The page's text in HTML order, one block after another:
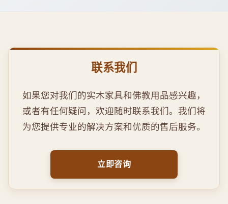
联系我们
如果您对我们的实木家具和佛教用品感兴趣，
或者有任何疑问，欢迎随时联系我们。我们将
为您提供专业的解决方案和优质的售后服务。
立即咨询